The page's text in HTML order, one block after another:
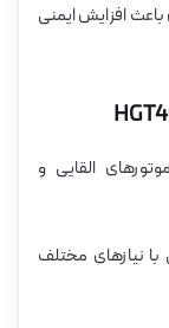
افزایش ایمنی
القایی و
برای تطبیق با نیازهای مختلف